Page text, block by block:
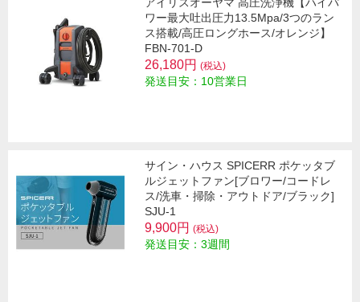
ワー最大吐出圧力13.5Mpa/3つのラン
ス搭載/高圧ロングホース/オレンジ】
FBN-701-D
26,180円 (税込)
発送目安：10営業日
サイン・ハウス SPICERR ポケッタブ
ルジェットファン[ブロワー/コードレ
ス/洗車・掃除・アウトドア/ブラック]
SJU-1
9,900円 (税込)
発送目安：3週間